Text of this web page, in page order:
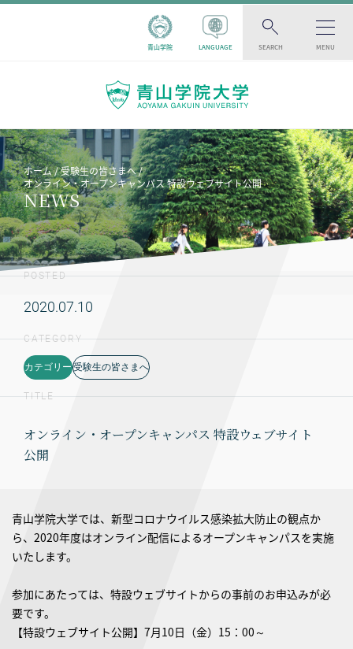
青山学院 LANGUAGE SEARCH MENU
ホーム
受験生の皆さまへ
オンライン・オープンキャンパス 特設ウェブサイト公開
NEWS
POSTED
2020.07.10
CATEGORY
カテゴリー 受験生の皆さまへ
TITLE
オンライン・オープンキャンパス 特設ウェブサイト
公開
青山学院大学では、新型コロナウイルス感染拡大防止の観点か
ら、2020年度はオンライン配信によるオープンキャンパスを実施
いたします。
参加にあたっては、特設ウェブサイトからの事前のお申込みが必
要です。
【特設ウェブサイト公開】7月10日（金）15：00～